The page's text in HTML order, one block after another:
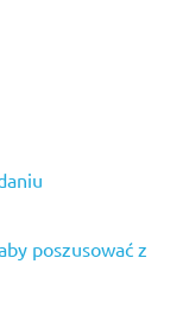
poszusować z